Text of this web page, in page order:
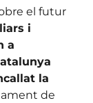
el futur
i
a
la
de